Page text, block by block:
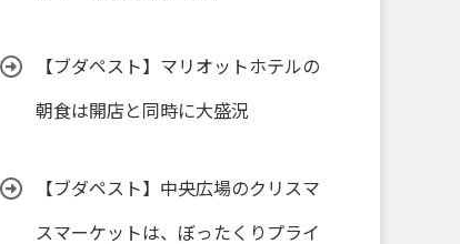
【ブダペスト】マリオットホテルの
朝食は開店と同時に大盛況
【ブダペスト】中央広場のクリスマ
スマーケットは、ぼったくりプライ